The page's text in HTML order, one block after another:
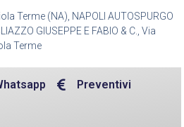
Terme (NA), NAPOLI AUTOSPURGO
GIUSEPPE E FABIO & C., Via
Terme
Preventivi